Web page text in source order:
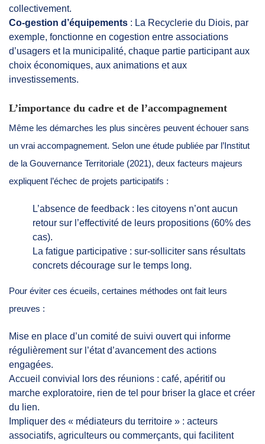
collectivement.
Co-gestion d’équipements : La Recyclerie du Diois, par
exemple, fonctionne en cogestion entre associations
d’usagers et la municipalité, chaque partie participant aux
choix économiques, aux animations et aux
investissements.
L’importance du cadre et de l’accompagnement
Même les démarches les plus sincères peuvent échouer sans
un vrai accompagnement. Selon une étude publiée par l’Institut
de la Gouvernance Territoriale (2021), deux facteurs majeurs
expliquent l’échec de projets participatifs :
L’absence de feedback : les citoyens n’ont aucun
retour sur l’effectivité de leurs propositions (60% des
cas).
La fatigue participative : sur-solliciter sans résultats
concrets décourage sur le temps long.
Pour éviter ces écueils, certaines méthodes ont fait leurs
preuves :
Mise en place d’un comité de suivi ouvert qui informe
régulièrement sur l’état d’avancement des actions
engagées.
Accueil convivial lors des réunions : café, apéritif ou
marche exploratoire, rien de tel pour briser la glace et créer
du lien.
Impliquer des « médiateurs du territoire » : acteurs
associatifs, agriculteurs ou commerçants, qui facilitent